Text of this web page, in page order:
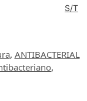
S/T
, ANTIBACTERIAL
,